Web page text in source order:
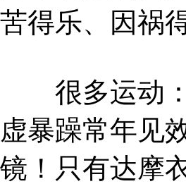
苦得乐、因祸
很多运动：
虚暴躁常年见
镜！只有达摩